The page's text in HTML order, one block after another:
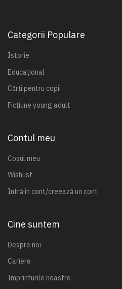
Categorii Populare
Istorie
Educațional
Cărți pentru copii
Ficțiune young adult
Contul meu
Coșul meu
Wishlist
Intră în cont/creează un cont
Cine suntem
Despre noi
Cariere
Imprinturile noastre